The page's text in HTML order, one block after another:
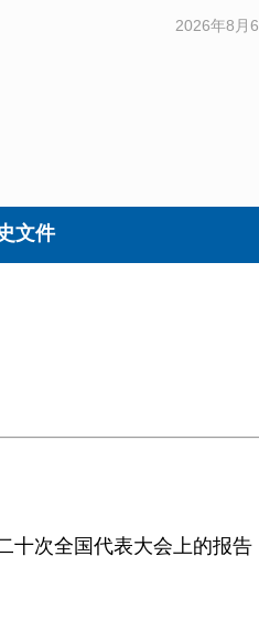
2026年8月6
文件
次全国代表大会上的报告